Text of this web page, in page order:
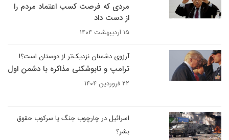
مردی که فرصت کسب اعتماد مردم را
از دست داد
۱۵ اردیبهشت ۱۴۰۴
آرزوی دشمنان نزدیک‌تر از دوستان است؟!
ترامپ و تابوشکنی مذاکره با دشمن اول
۲۲ فروردین ۱۴۰۴
اسرائیل در چارچوب جنگ یا سرکوب حقوق
بشر؟